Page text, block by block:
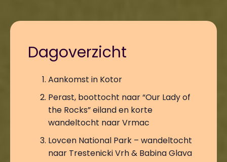
Dagoverzicht
Aankomst in Kotor
Perast, boottocht naar “Our Lady of
the Rocks” eiland en korte
wandeltocht naar Vrmac
Lovcen National Park – wandeltocht
naar Trestenicki Vrh & Babina Glava